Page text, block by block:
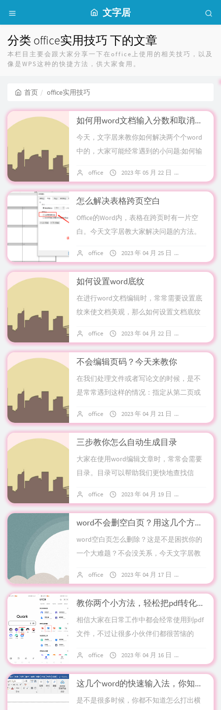
文字居
分类 office实用技巧 下的文章
本栏目主要会跟大家分享一下在office上使用的相关技巧，以及
像是WPS这种的快捷方法，供大家食用。
首页 office实用技巧
如何用word文档输入分数和取消自动编号
今天，文字居来教你如何解决两个个word
中的，大家可能经常遇到的小问题:如何输
先打开word文档，然后点击上方工具栏
的...
office 2023 年 05 月 22 日
怎么解决表格跨页空白
Office的Word内，表格在跨页时有一片空
白。今天文字居教大家解决问题的方法。
表格属性中勾选“允许跨页断行”二...
office 2023 年 04 月 25 日
如何设置word底纹
在进行word文档编辑时，常常需要设置底
纹来使文档美观，那么如何设置文档底纹
中，字符底纹的设置方法通常有如下2种：
方...
office 2023 年 04 月 22 日
不会编辑页码？今天来教你
在我们处理文件或者写论文的时候，是不
是常常遇到这样的情况：指定从第二页或
还不会的话，请一定要看看这篇，文字居
三分钟教会...
office 2023 年 04 月 21 日
三步教你怎么自动生成目录
大家在使用word编辑文章时，常常会需要
目录。目录可以帮助我们更快地查找信
录。今天文字居教你如何自动生成目录。1.
一级标...
office 2023 年 04 月 19 日
word不会删空白页？用这几个方法就可以了
word空白页怎么删除？这是不是困扰你的
一个大难题？不会没关系，今天文字居教
除首先介绍第一种情况，全选空白行...
office 2023 年 04 月 17 日
教你两个小方法，轻松把pdf转化成word文件！
相信大家在日常工作中都会经常使用到pdf
文件，不过让很多小伙伴们都很苦恼的
要修改pdf文件的时候，要怎么办呢？有
一...
office 2023 年 04 月 16 日
这几个word的快速输入法，你知道吗
是不是很多时候，你都不知道怎么打出横